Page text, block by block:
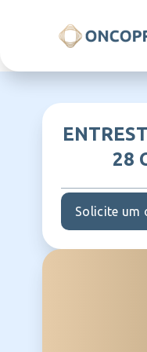
28
Solicite um